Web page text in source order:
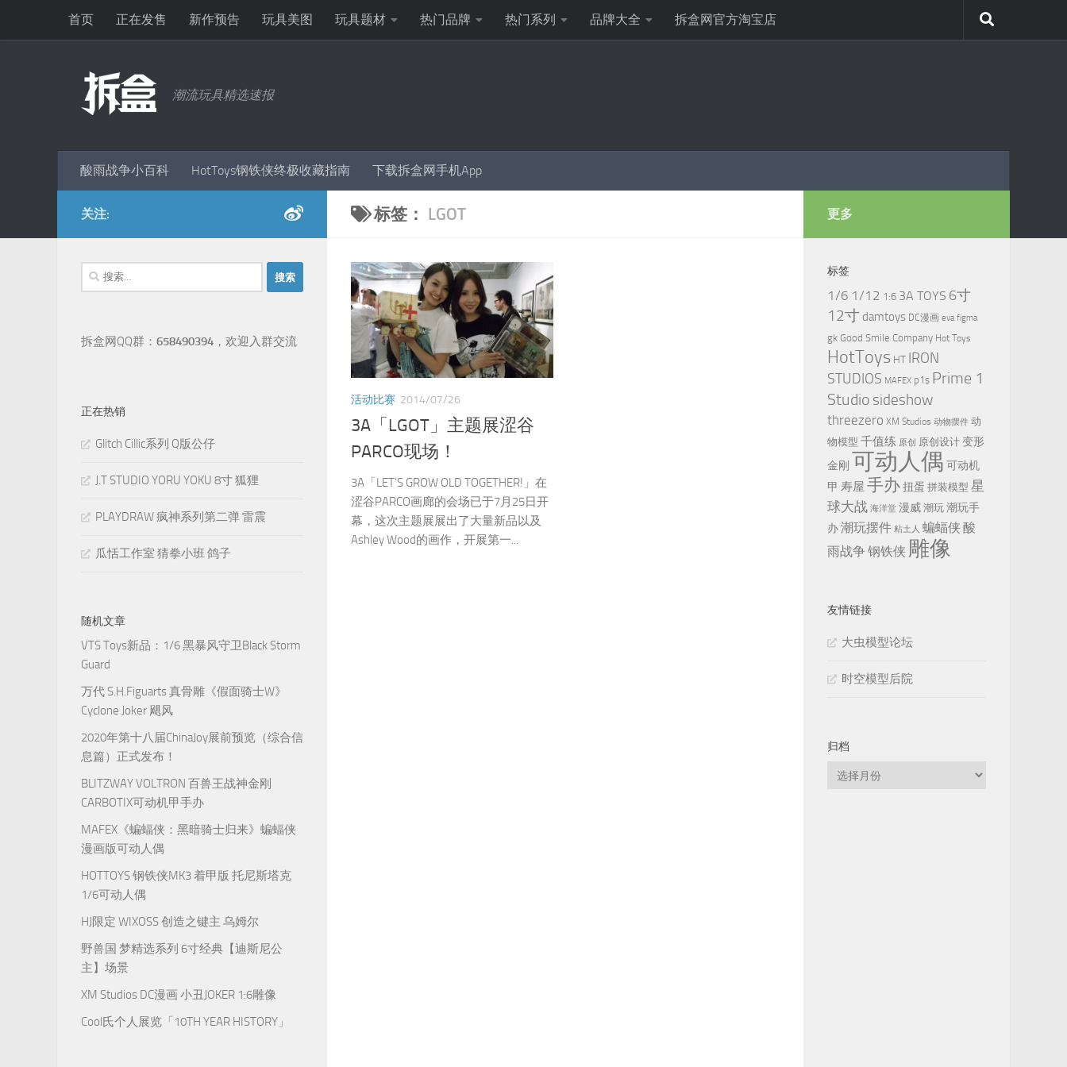
跳至内容首页 正在发售 新作预告 玩具美图 玩具题材 热门品牌 热门系列 品牌大全 拆盒网官方淘宝店
潮流玩具精选速报
酸雨战争小百科 HotToys钢铁侠终极收藏指南 下载拆盒网手机App
标签： LGOT
活动比赛 2014/07/26
3A「LGOT」主题展涩谷
PARCO现场！
3A「LET’S GROW OLD TOGETHER!」在
涩谷PARCO画廊的会场已于7月25日开
幕，这次主题展展出了大量新品以及
Ashley Wood的画作，开展第一...
关注:
搜
索：
拆盒网QQ群： 658490394 ，欢迎入群交流
正在热销
Glitch Cillic系列 Q版公仔
J.T STUDIO YORU YOKU 8寸 狐狸
PLAYDRAW 疯神系列第二弹 雷震
瓜恬工作室 猜拳小班 鸽子
随机文章
VTS Toys新品：1/6 黑暴风守卫Black Storm
Guard
万代 S.H.Figuarts 真骨雕《假面骑士W》
Cyclone Joker 飓风
2020年第十八届ChinaJoy展前预览（综合信
息篇）正式发布！
BLITZWAY VOLTRON 百兽王战神金刚
CARBOTIX可动机甲手办
MAFEX《蝙蝠侠：黑暗骑士归来》蝙蝠侠
漫画版可动人偶
HOTTOYS 钢铁侠MK3 着甲版 托尼斯塔克
1/6可动人偶
HJ限定 WIXOSS 创造之键主 乌姆尔
野兽国 梦精选系列 6寸经典【迪斯尼公
主】场景
XM Studios DC漫画 小丑JOKER 1:6雕像
Cool氏个人展览「10TH YEAR HISTORY」
更多
标签
1/6 1/12 1:6 3A TOYS 6寸
12寸 damtoys DC漫画 eva figma
gk Good Smile Company Hot Toys
HotToys HT IRON
STUDIOS MAFEX p1s Prime 1
Studio sideshow
threezero XM Studios 动物摆件 动
物模型 千值练 原创 原创设计 变形
金刚 可动人偶 可动机
甲 寿屋 手办扭蛋 拼装模型 星
球大战 海洋堂 漫威 潮玩 潮玩手
办潮玩摆件 粘土人 蝙蝠侠酸
雨战争钢铁侠 雕像
友情链接
大虫模型论坛
时空模型后院
归档
归